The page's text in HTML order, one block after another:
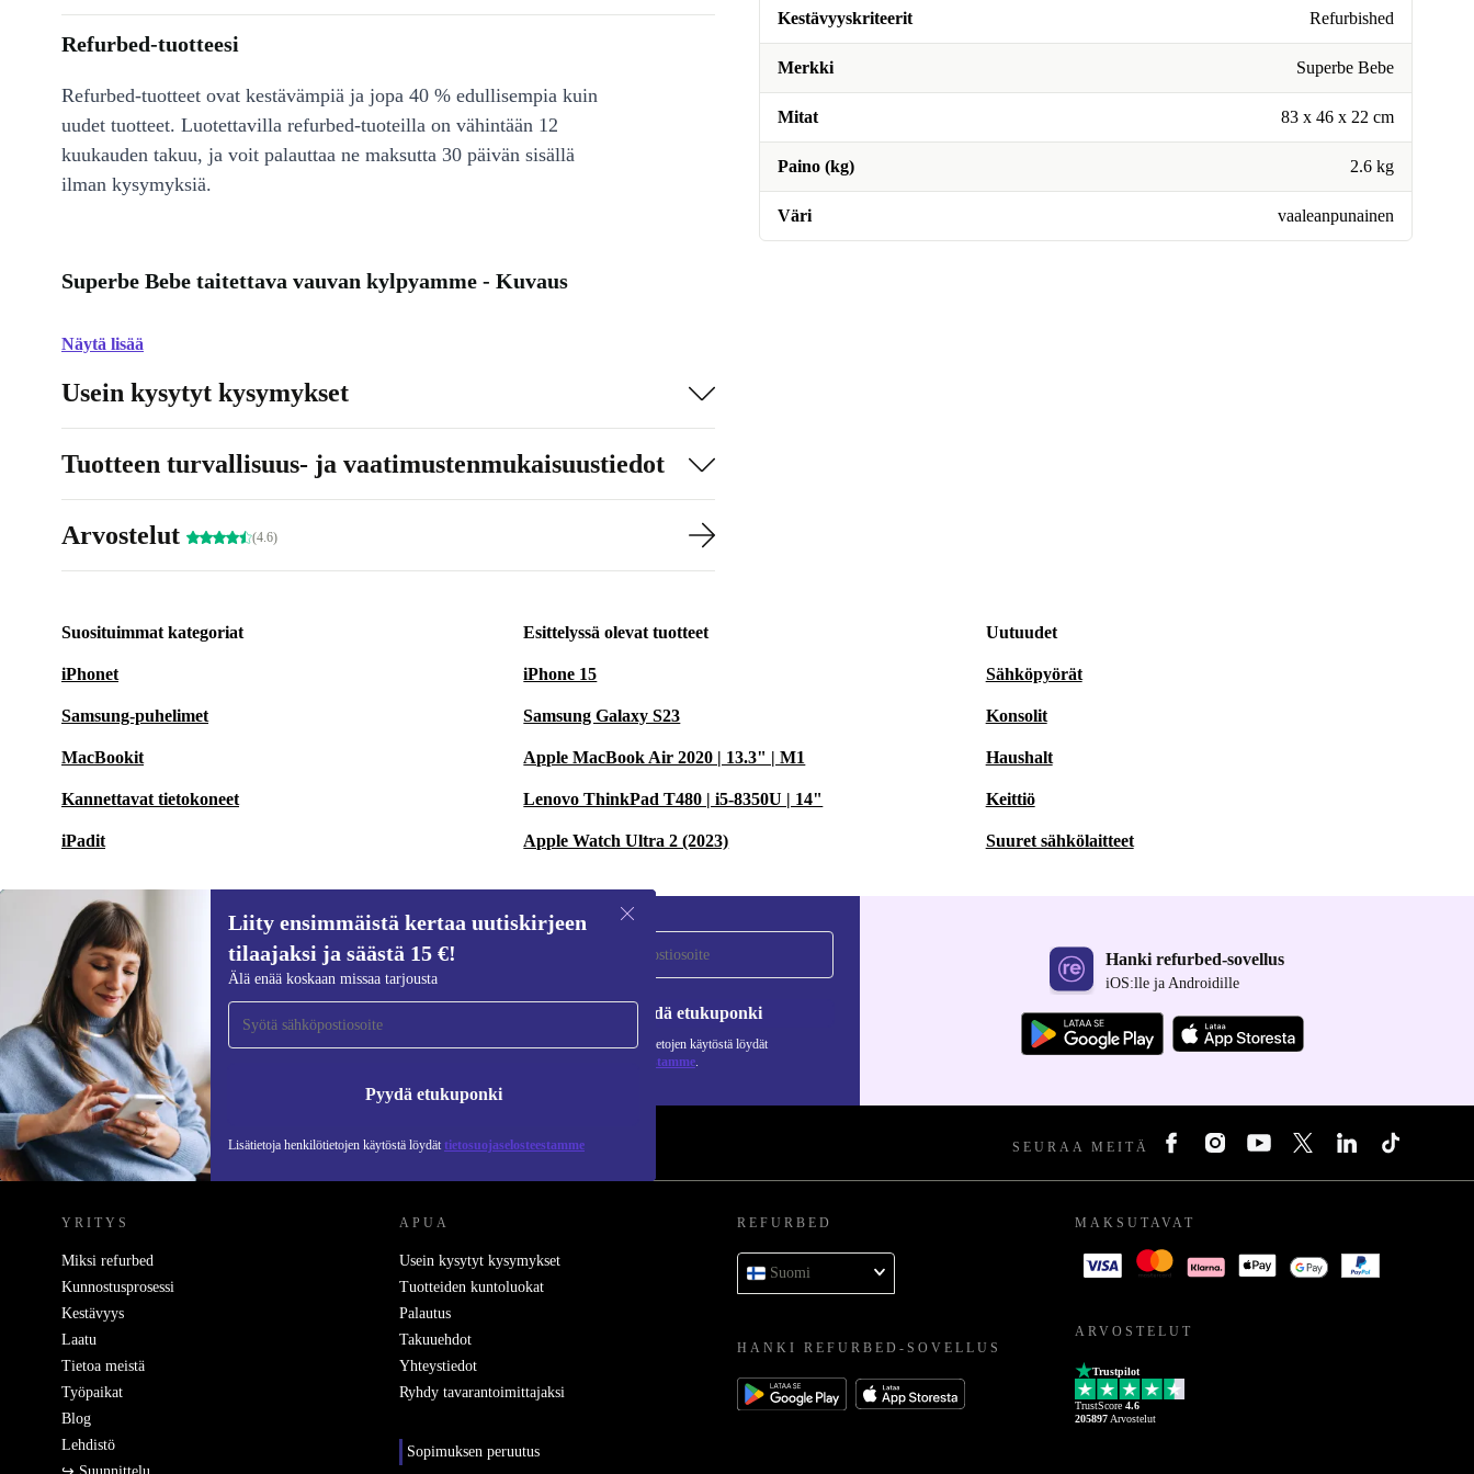
Kestävyyskriteerit Refurbished
Merkki Superbe Bebe
Mitat 83 x 46 x 22 cm
Paino (kg) 2.6 kg
Väri vaaleanpunainen
Refurbed-tuotteesi
Refurbed-tuotteet ovat kestävämpiä ja jopa 40 % edullisempia kuin
uudet tuotteet. Luotettavilla refurbed-tuoteilla on vähintään 12
kuukauden takuu, ja voit palauttaa ne maksutta 30 päivän sisällä
ilman kysymyksiä.
Superbe Bebe taitettava vauvan kylpyamme - Kuvaus
Näytä lisää
Usein kysytyt kysymykset
Tuotteen turvallisuus- ja vaatimustenmukaisuustiedot
Arvostelut (4.6)
Suosituimmat kategoriat
iPhonet
Samsung-puhelimet
MacBookit
Kannettavat tietokoneet
iPadit
Esittelyssä olevat tuotteet
iPhone 15
Samsung Galaxy S23
Apple MacBook Air 2020 | 13.3" | M1
Lenovo ThinkPad T480 | i5-8350U | 14"
Apple Watch Ultra 2 (2023)
Uutuudet
Sähköpyörät
Konsolit
Haushalt
Keittiö
Suuret sähkölaitteet
Liity ensimmäistä kertaa uutiskirjeen
tilaajaksi ja säästä 15 €!
Älä enää koskaan missaa tarjousta
Pyydä etukuponki
Lisätietoja henkilötietojen käytöstä löydät tietosuojaselosteestamme
Liity ensimmäistä kertaa uutiskirjeen
tilaajaksi ja säästä 15 €!
Älä missaa enää yhtäkään tarjousta.
Pyydä etukuponki
Lisätietoja henkilötietojen käytöstä löydät
tietosuojaselosteestamme.
Hanki refurbed-sovellus
iOS:lle ja Androidille
REFURBED SUOMI - RETHINK NEW. SEURAA MEITÄ
YRITYS
Miksi refurbed
Kunnostusprosessi
Kestävyys
Laatu
Tietoa meistä
Työpaikat
Blog
Lehdistö
APUA
Usein kysytyt kysymykset
Tuotteiden kuntoluokat
Palautus
Takuuehdot
Yhteystiedot
Ryhdy tavarantoimittajaksi
Sopimuksen peruutus
REFURBED
Suomi
HANKI REFURBED-SOVELLUS
MAKSUTAVAT
ARVOSTELUT
Trustpilot
TrustScore 4.6
205897 Arvostelut